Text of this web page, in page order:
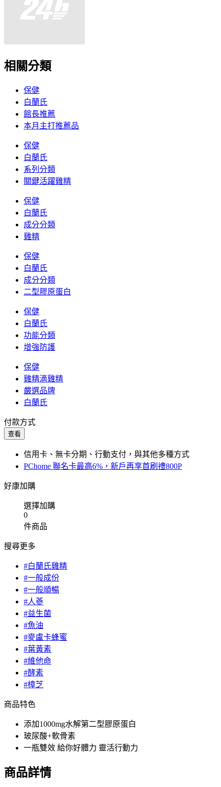
相關分類
保健
白蘭氏
館長推薦
本月主打推薦品
保健
白蘭氏
系列分類
關鍵活躍雞精
保健
白蘭氏
成分分類
雞精
保健
白蘭氏
成分分類
二型膠原蛋白
保健
白蘭氏
功能分類
增強防護
保健
雞精滴雞精
嚴選品牌
白蘭氏
付款方式
查看
信用卡、無卡分期、行動支付，與其他多種方式
PChome 聯名卡最高6%，新戶再享首刷禮800P
好康加購
選擇加購
0
件商品
搜尋更多
#白蘭氏雞精
#一般成份
#一般順暢
#人蔘
#益生菌
#魚油
#麥盧卡蜂蜜
#葉黃素
#維他命
#酵素
#樟芝
商品特色
添加1000mg水解第二型膠原蛋白
玻尿酸+軟骨素
一瓶雙效 給你好體力 靈活行動力
商品詳情